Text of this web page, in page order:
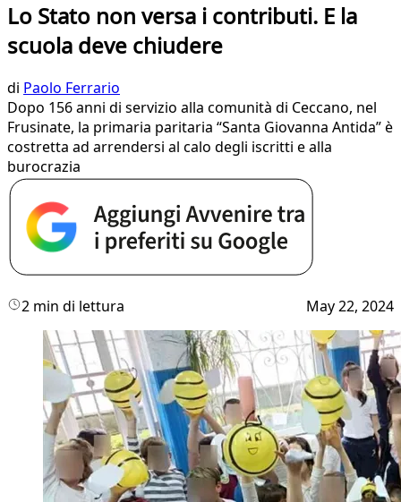
Lo Stato non versa i contributi. E la
scuola deve chiudere
di Paolo Ferrario
Dopo 156 anni di servizio alla comunità di Ceccano, nel
Frusinate, la primaria paritaria “Santa Giovanna Antida” è
costretta ad arrendersi al calo degli iscritti e alla
burocrazia
2 min di lettura May 22, 2024